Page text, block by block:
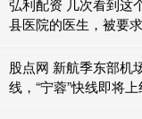
弘利配资 几次看到这
县医院的医生，被要求
股点网 新航季东部机
线，“宁蓉”快线即将